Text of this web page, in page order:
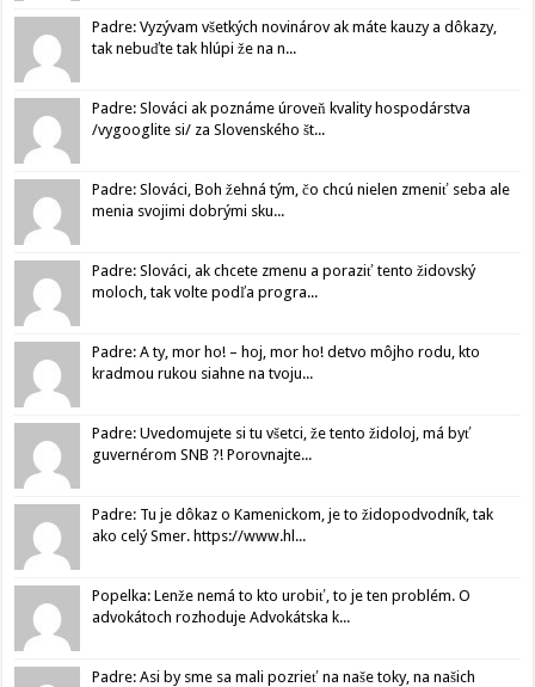
Padre: Vyzývam všetkých novinárov ak máte kauzy a dôkazy,
tak nebuďte tak hlúpi že na n...
Padre: Slováci ak poznáme úroveň kvality hospodárstva
/vygooglite si/ za Slovenského št...
Padre: Slováci, Boh žehná tým, čo chcú nielen zmeniť seba ale
menia svojimi dobrými sku...
Padre: Slováci, ak chcete zmenu a poraziť tento židovský
moloch, tak volte podľa progra...
Padre: A ty, mor ho! – hoj, mor ho! detvo môjho rodu, kto
kradmou rukou siahne na tvoju...
Padre: Uvedomujete si tu všetci, že tento židoloj, má byť
guvernérom SNB ?! Porovnajte...
Padre: Tu je dôkaz o Kamenickom, je to židopodvodník, tak
ako celý Smer. https://www.hl...
Popelka: Lenže nemá to kto urobiť, to je ten problém. O
advokátoch rozhoduje Advokátska k...
Padre: Asi by sme sa mali pozrieť na naše toky, na našich